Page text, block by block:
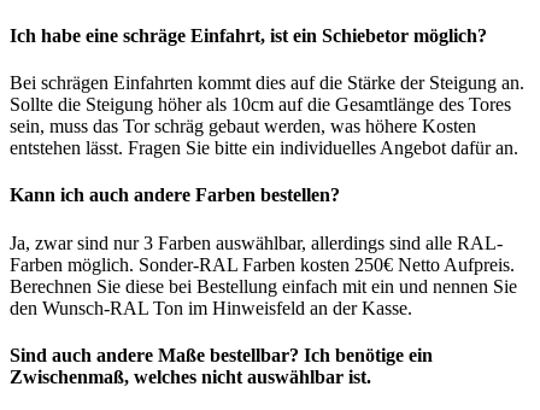
Ich habe eine schräge Einfahrt, ist ein Schiebetor möglich?
Bei schrägen Einfahrten kommt dies auf die Stärke der Steigung an.
Sollte die Steigung höher als 10cm auf die Gesamtlänge des Tores
sein, muss das Tor schräg gebaut werden, was höhere Kosten
entstehen lässt. Fragen Sie bitte ein individuelles Angebot dafür an.
Kann ich auch andere Farben bestellen?
Ja, zwar sind nur 3 Farben auswählbar, allerdings sind alle RAL-
Farben möglich. Sonder-RAL Farben kosten 250€ Netto Aufpreis.
Berechnen Sie diese bei Bestellung einfach mit ein und nennen Sie
den Wunsch-RAL Ton im Hinweisfeld an der Kasse.
Sind auch andere Maße bestellbar? Ich benötige ein
Zwischenmaß, welches nicht auswählbar ist.